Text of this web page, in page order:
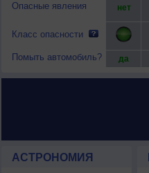
Опасные явления
Класс опасности
Помыть автомобиль?
нет
да
АСТРОНОМИЯ